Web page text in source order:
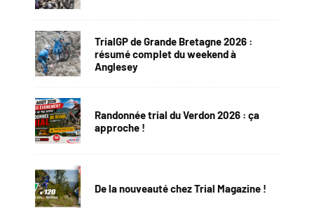
TrialGP de Grande Bretagne 2026 :
résumé complet du weekend à
Anglesey
Randonnée trial du Verdon 2026 : ça
approche !
De la nouveauté chez Trial Magazine !